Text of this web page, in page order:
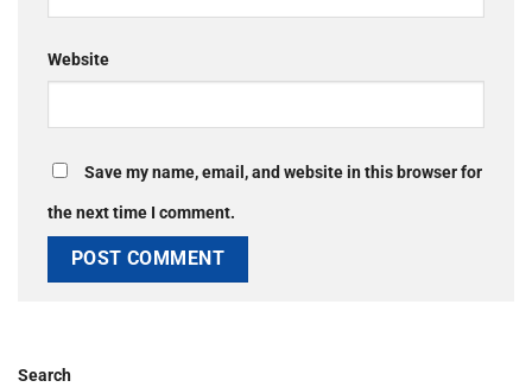
Website
Save my name, email, and website in this browser for
the next time I comment.
Search